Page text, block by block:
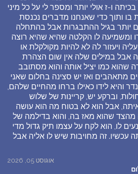
ו-ז אולי יותר ומספר לי על כל מיני
ותוך כדי שאנחנו מדברים נכנסת
גם יותר בגיל ההתבגרות אבל בהתחלה
ומשמיעה לו הקלטה שהיא שהיא רוצה
ויעזור לה לא להיות מקולקלת או
אבל במילים שלה אין שום הצהרת
שהוא כמו יציל אותה והוא מסתובב
מתאהבים ואז יש סצינה בחלום שאני
והיא לידו כאילו ברחו מהחיים שלהם,
וברקע יש, קריינות של שלוש
אבל הוא לא בטוח מה הוא עושה
מהצד שהוא מאז בה, והוא בדילמה של
לו, הוא לקח על עצמו תיק גדול מדי
עכשיו. זה מחויבות שיש לו אליה אבל
אוגוסט 05, 2026